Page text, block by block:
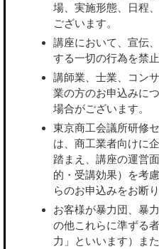
場、実施形態、日程
ございます。
講座において、宣伝
する一切の行為を禁止
講師業、士業、コン
業の方のお申込みに
場合がございます。
東京商工会議所研修
は、商工業者向けに
踏まえ、講座の運営
的・受講効果）を考
らのお申込みをお断
お客様が暴力団、暴
の他これらに準ずる
力」といいます）ま